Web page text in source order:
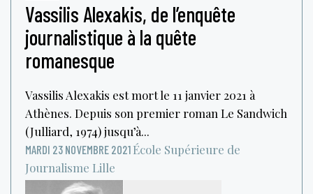
Vassilis Alexakis, de l’enquête
journalistique à la quête
romanesque
Vassilis Alexakis est mort le 11 janvier 2021 à
Athènes. Depuis son premier roman Le Sandwich
(Julliard, 1974) jusqu’à...
MARDI 23 NOVEMBRE 2021 École Supérieure de
Journalisme Lille